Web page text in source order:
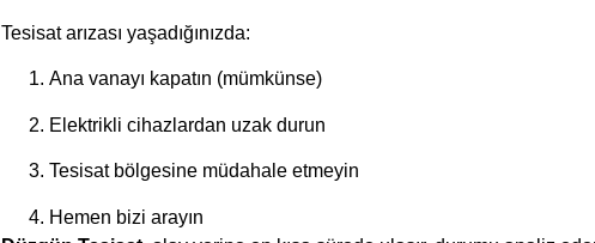
Tesisat arızası yaşadığınızda:
Ana vanayı kapatın (mümkünse)
Elektrikli cihazlardan uzak durun
Tesisat bölgesine müdahale etmeyin
Hemen bizi arayın